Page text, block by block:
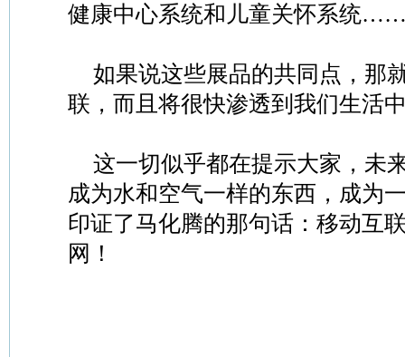
健康中心系统和儿童关怀系统
如果说这些展品的共同点，那
联，而且将很快渗透到我们生活
这一切似乎都在提示大家，未
成为水和空气一样的东西，成为
印证了马化腾的那句话：移动互
网！